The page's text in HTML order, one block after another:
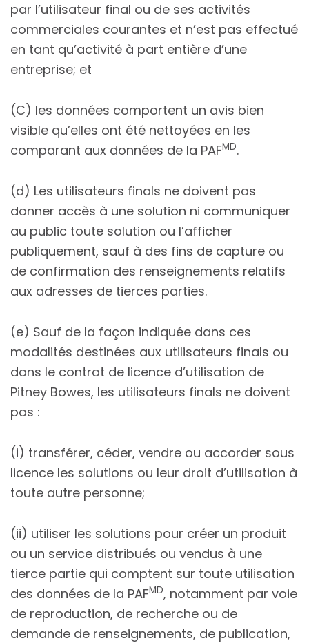
par l’utilisateur final ou de ses activités
commerciales courantes et n’est pas effectué
en tant qu’activité à part entière d’une
entreprise; et
(C) les données comportent un avis bien
visible qu’elles ont été nettoyées en les
comparant aux données de la PAFMD.
(d) Les utilisateurs finals ne doivent pas
donner accès à une solution ni communiquer
au public toute solution ou l’afficher
publiquement, sauf à des fins de capture ou
de confirmation des renseignements relatifs
aux adresses de tierces parties.
(e) Sauf de la façon indiquée dans ces
modalités destinées aux utilisateurs finals ou
dans le contrat de licence d’utilisation de
Pitney Bowes, les utilisateurs finals ne doivent
pas :
(i) transférer, céder, vendre ou accorder sous
licence les solutions ou leur droit d’utilisation à
toute autre personne;
(ii) utiliser les solutions pour créer un produit
ou un service distribués ou vendus à une
tierce partie qui comptent sur toute utilisation
des données de la PAFMD, notamment par voie
de reproduction, de recherche ou de
demande de renseignements, de publication,